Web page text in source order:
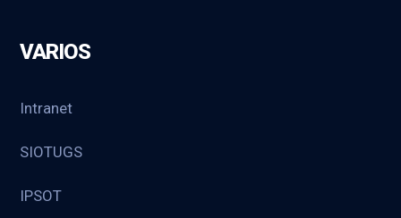
VARIOS
Intranet
SIOTUGS
IPSOT